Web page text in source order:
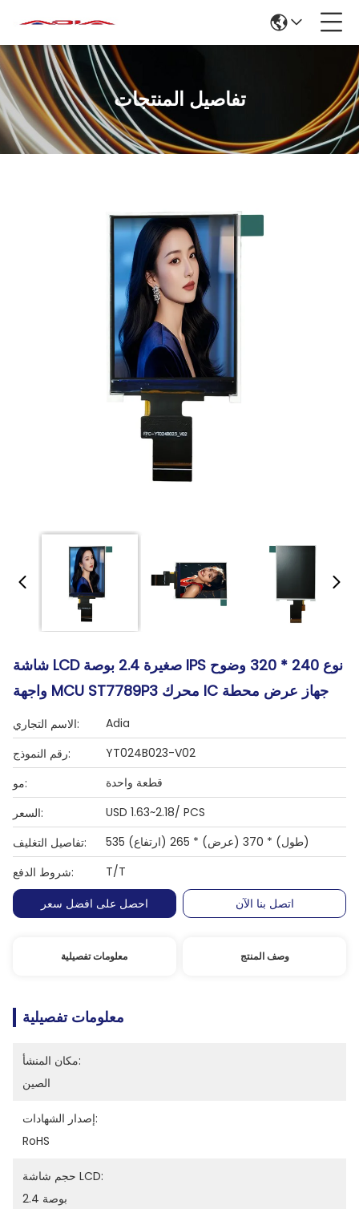
تفاصيل المنتجات
شاشة LCD صغيرة 2.4 بوصة IPS نوع 240 * 320 وضوح
واجهة MCU ST7789P3 محرك IC جهاز عرض محطة
الاسم التجاري:
Adia
رقم النموذج:
YT024B023-V02
مو:
قطعة واحدة
السعر:
USD 1.63~2.18/ PCS
تفاصيل التغليف:
535 (طول) * 370 (عرض) * 265 (ارتفاع)
شروط الدفع:
T/T
احصل على افضل سعر
اتصل بنا الآن
معلومات تفصيلية وصف المنتج
معلومات تفصيلية
مكان المنشأ:
الصين
إصدار الشهادات:
RoHS
حجم شاشة LCD:
2.4 بوصة